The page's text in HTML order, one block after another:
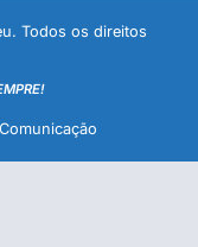
Todos os direitos